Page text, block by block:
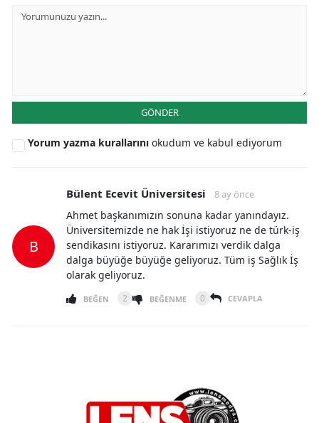
GÖNDER
Yorum yazma kurallarını okudum ve kabul ediyorum
B
Bülent Ecevit Üniversitesi 8 ay önce
Ahmet başkanımızın sonuna kadar yanındayız.
Üniversitemizde ne hak İşi istiyoruz ne de türk-iş
sendikasını istiyoruz. Kararımızı verdik dalga
dalga büyüğe büyüğe geliyoruz. Tüm iş Sağlık İş
olarak geliyoruz.
BEĞEN 2 BEĞENME 0 CEVAPLA